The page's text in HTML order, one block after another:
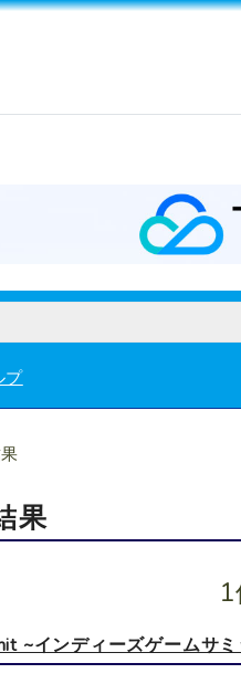
プ
果
~インディーズゲームサミ